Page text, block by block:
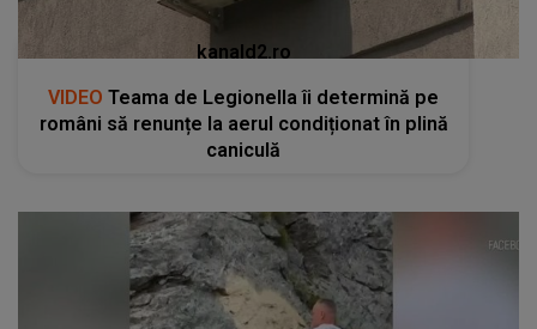
kanald2.ro
VIDEO Teama de Legionella îi determină pe
români să renunțe la aerul condiționat în plină
caniculă